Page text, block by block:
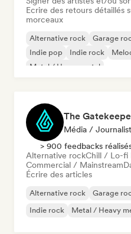
Ecrire des retours détaillés
morceaux
Alternative rock Garage
Indie pop
Indie rock
Metal / Heavy metal
The
Média /
> 900 feedbacks
Alternative rockChill / Lo-fi
Commercial / Mainstream
Écrire des articles
Alternative rock Garage
Indie rock
Metal / Heavy